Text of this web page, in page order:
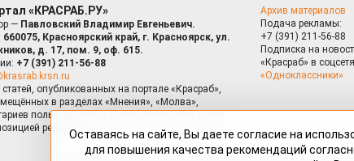
«КРАСРАБ.РУ»
— Павловский Владимир Евгеньевич.
660075, Красноярский край, г. Красноярск, ул.
д. 17, пом. 9, оф. 615.
+7 (391) 211-56-88
опубликованных на портале «Красраб»,
в разделах «Мнения», «Молва»,
пользователей к материалам сайта могут
редакции.
Архив материалов
Подача рекламы:
+7 (391) 211-56-88
Подписка на
«Красраб» в
«Одноклассники»
Оставаясь на сайте, Вы даете согласие на
для повышения качества рекомендаций